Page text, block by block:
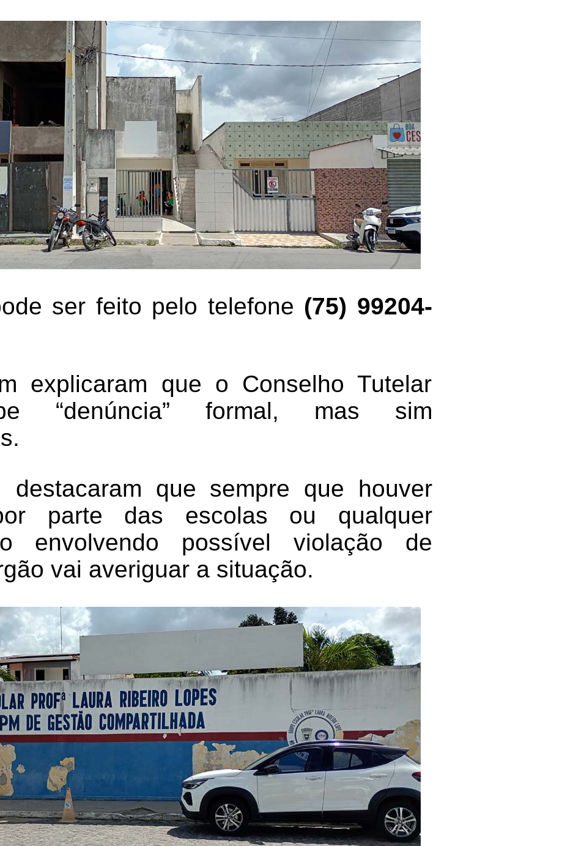
ser feito pelo telefone (75) 99204-
explicaram que o Conselho Tutelar
“denúncia” formal, mas sim
destacaram que sempre que houver
parte das escolas ou qualquer
envolvendo possível violação de
vai averiguar a situação.